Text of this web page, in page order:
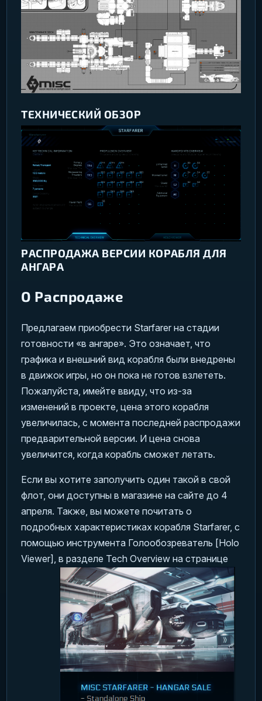
ТЕХНИЧЕСКИЙ ОБЗОР
РАСПРОДАЖА ВЕРСИИ КОРАБЛЯ ДЛЯ
АНГАРА
О Распродаже
Предлагаем приобрести Starfarer на стадии
готовности «в ангаре». Это означает, что
графика и внешний вид корабля были внедрены
в движок игры, но он пока не готов взлететь.
Пожалуйста, имейте ввиду, что из-за
изменений в проекте, цена этого корабля
увеличилась, с момента последней распродажи
предварительной версии. И цена снова
увеличится, когда корабль сможет летать.
Если вы хотите заполучить один такой в свой
флот, они доступны в магазине на сайте до 4
апреля. Также, вы можете почитать о
подробных характеристиках корабля Starfarer, с
помощью инструмента Голообозреватель [Holo
Viewer], в разделе Tech Overview на странице